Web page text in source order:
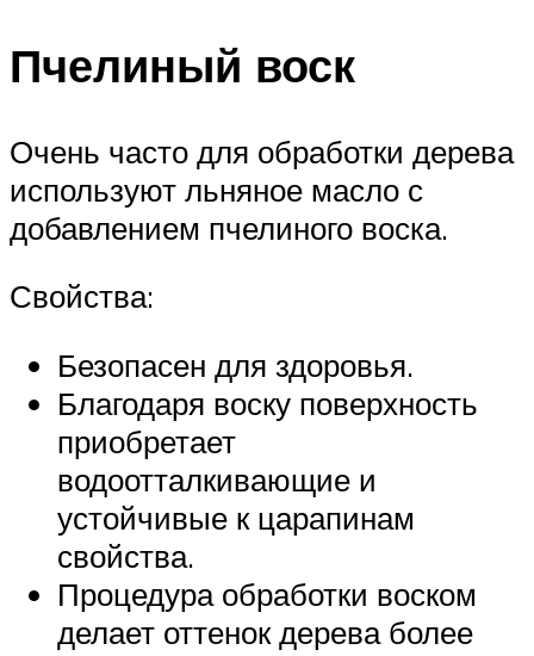
Пчелиный воск
Очень часто для обработки дерева
используют льняное масло с
добавлением пчелиного воска.
Свойства:
Безопасен для здоровья.
Благодаря воску поверхность
приобретает
водоотталкивающие и
устойчивые к царапинам
свойства.
Процедура обработки воском
делает оттенок дерева более